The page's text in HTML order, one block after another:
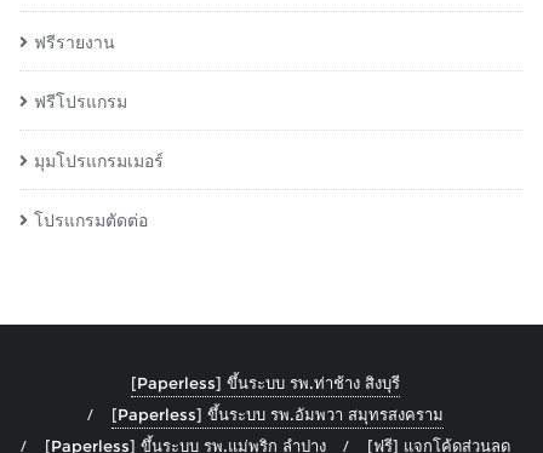
ฟรีรายงาน
ฟรีโปรแกรม
มุมโปรแกรมเมอร์
โปรแกรมตัดต่อ
[Paperless] ขึ้นระบบ รพ.ท่าช้าง สิงบุรี
[Paperless] ขึ้นระบบ รพ.อัมพวา สมุทรสงคราม
[Paperless] ขึ้นระบบ รพ.แม่พริก ลำปาง
[ฟรี] แจกโค้ดส่วนลด